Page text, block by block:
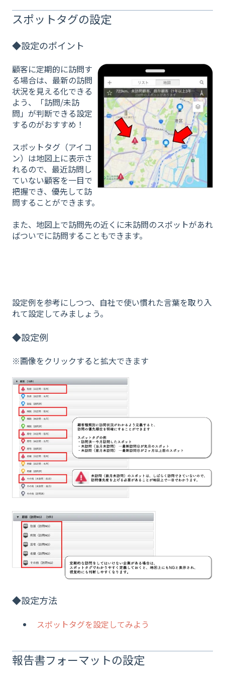
スポットタグの設定
◆設定のポイント
顧客に定期的に訪問す
る場合は、最新の訪問
状況を見える化できる
よう、「訪問/未訪
問」が判断できる設定
するのがおすすめ！
スポットタグ（アイコ
ン）は地図上に表示さ
れるので、最近訪問し
ていない顧客を一目で
把握でき、優先して訪
問することができます。
また、地図上で訪問先の近くに未訪問のスポットがあれ
ばついでに訪問することもできます。
設定例を参考にしつつ、自社で使い慣れた言葉を取り入
れて設定してみましょう。
◆設定例
※画像をクリックすると拡大できます
◆設定方法
スポットタグを設定してみよう
報告書フォーマットの設定